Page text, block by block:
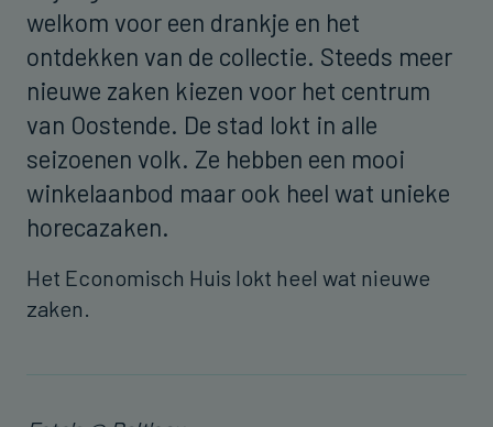
welkom voor een drankje en het
ontdekken van de collectie. Steeds meer
nieuwe zaken kiezen voor het centrum
van Oostende. De stad lokt in alle
seizoenen volk. Ze hebben een mooi
winkelaanbod maar ook heel wat unieke
horecazaken.
Het Economisch Huis lokt heel wat nieuwe
zaken.